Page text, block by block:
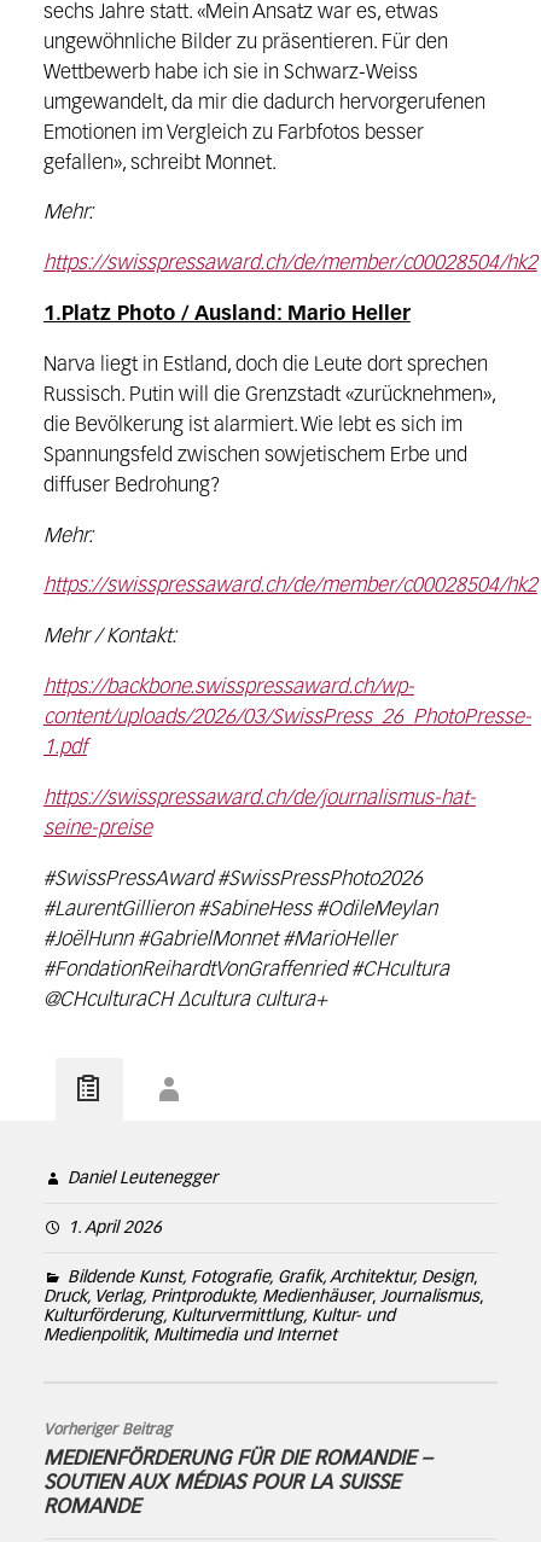
sechs Jahre statt. «Mein Ansatz war es, etwas
ungewöhnliche Bilder zu präsentieren. Für den
Wettbewerb habe ich sie in Schwarz-Weiss
umgewandelt, da mir die dadurch hervorgerufenen
Emotionen im Vergleich zu Farbfotos besser
gefallen», schreibt Monnet.
Mehr:
https://swisspressaward.ch/de/member/c00028504/hk2
1.Platz Photo / Ausland: Mario Heller
Narva liegt in Estland, doch die Leute dort sprechen
Russisch. Putin will die Grenzstadt «zurück­nehmen»,
die Bevölkerung ist alarmiert. Wie lebt es sich im
Spannungs­feld zwischen sowjetischem Erbe und
diffuser Bedrohung?
Mehr:
https://swisspressaward.ch/de/member/c00028504/hk2
Mehr / Kontakt:
https://backbone.swisspressaward.ch/wp-
content/uploads/2026/03/SwissPress_26_PhotoPresse-
1.pdf
https://swisspressaward.ch/de/journalismus-hat-
seine-preise
#SwissPressAward #SwissPressPhoto2026
#LaurentGillieron #SabineHess #OdileMeylan
#JoëlHunn #GabrielMonnet #MarioHeller
#FondationReihardtVonGraffenried #CHcultura
@CHculturaCH ∆cultura cultura+
Daniel Leutenegger
1. April 2026
Bildende Kunst, Fotografie, Grafik, Architektur, Design,
Druck, Verlag, Printprodukte, Medienhäuser, Journalismus,
Kulturförderung, Kulturvermittlung, Kultur- und
Medienpolitik, Multimedia und Internet
Vorheriger Beitrag
MEDIENFÖRDERUNG FÜR DIE ROMANDIE –
SOUTIEN AUX MÉDIAS POUR LA SUISSE
ROMANDE